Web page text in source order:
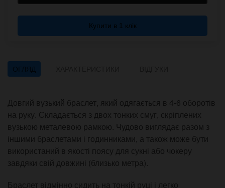
Купити в 1 клік
ОГЛЯД
Довгий вузький браслет, який одягається в 4-6 оборотів
на руку. Складається з двох тонких смуг, скріплених
вузькою металевою рамкою. Чудово виглядає разом з
іншими браслетами і годинниками, а також може бути
використаний в якості поясу для сукні або чокеру
завдяки свій довжині (близько метра).
Браслет відмінно сидить на тонкій руці і легко